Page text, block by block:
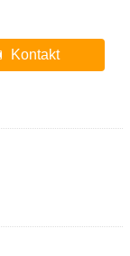
Kontakt